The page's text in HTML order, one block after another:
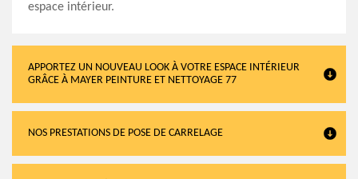
espace intérieur.
APPORTEZ UN NOUVEAU LOOK À VOTRE ESPACE INTÉRIEUR
GRÂCE À MAYER PEINTURE ET NETTOYAGE 77
NOS PRESTATIONS DE POSE DE CARRELAGE